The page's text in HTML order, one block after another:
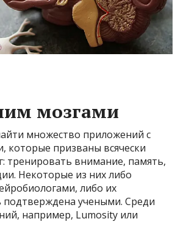
мозгами
множество приложений с
которые призваны всячески
тренировать внимание, память,
Некоторые из них либо
либо их
подтверждена учеными. Среди
например, Lumosity или